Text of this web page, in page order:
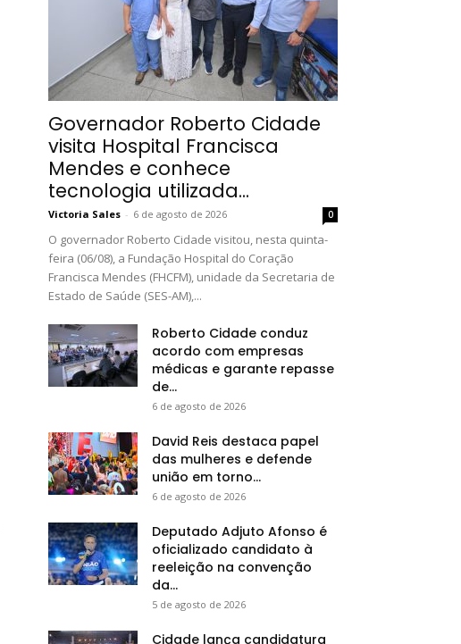
Governador Roberto Cidade
visita Hospital Francisca
Mendes e conhece
tecnologia utilizada...
Victoria Sales - 6 de agosto de 2026 0
O governador Roberto Cidade visitou, nesta quinta-
feira (06/08), a Fundação Hospital do Coração
Francisca Mendes (FHCFM), unidade da Secretaria de
Estado de Saúde (SES-AM),...
Roberto Cidade conduz
acordo com empresas
médicas e garante repasse
de...
6 de agosto de 2026
David Reis destaca papel
das mulheres e defende
união em torno...
6 de agosto de 2026
Deputado Adjuto Afonso é
oficializado candidato à
reeleição na convenção
da...
5 de agosto de 2026
Cidade lança candidatura